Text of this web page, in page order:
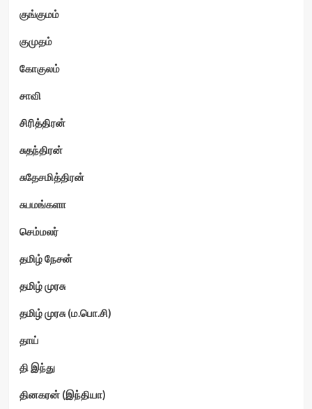
குங்குமம்
குமுதம்
கோகுலம்
சாவி
சிரித்திரன்
சுதந்திரன்
சுதேசமித்திரன்
சுபமங்களா
செம்மலர்
தமிழ் நேசன்
தமிழ் முரசு
தமிழ் முரசு (ம.பொ.சி)
தாய்
தி இந்து
தினகரன் (இந்தியா)